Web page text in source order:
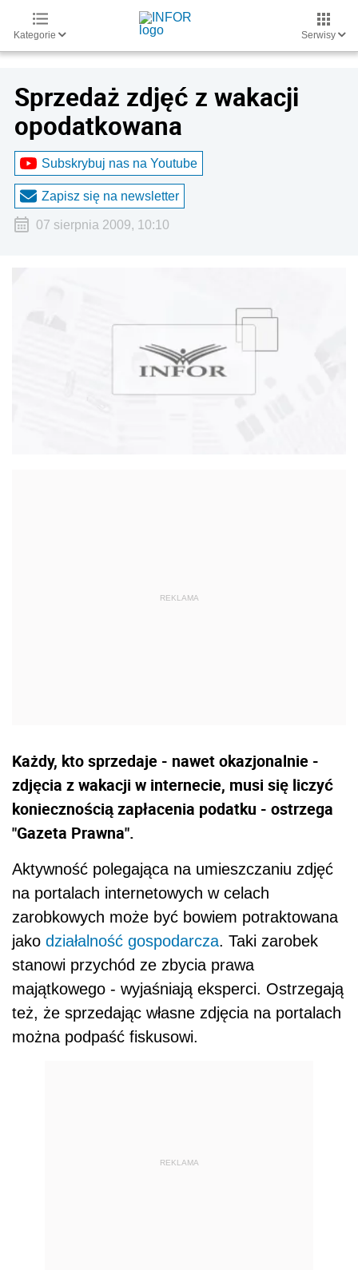
Kategorie Serwisy
Sprzedaż zdjęć z wakacji
opodatkowana
Subskrybuj nas na Youtube
Zapisz się na newsletter
07 sierpnia 2009, 10:10
Każdy, kto sprzedaje - nawet okazjonalnie -
zdjęcia z wakacji w internecie, musi się liczyć
koniecznością zapłacenia podatku - ostrzega
"Gazeta Prawna".
Aktywność polegająca na umieszczaniu zdjęć
na portalach internetowych w celach
zarobkowych może być bowiem potraktowana
jako działalność gospodarcza. Taki zarobek
stanowi przychód ze zbycia prawa
majątkowego - wyjaśniają eksperci. Ostrzegają
też, że sprzedając własne zdjęcia na portalach
można podpaść fiskusowi.
REKLAMA